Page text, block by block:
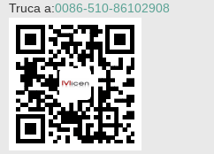
Truca a:0086-510-86102908